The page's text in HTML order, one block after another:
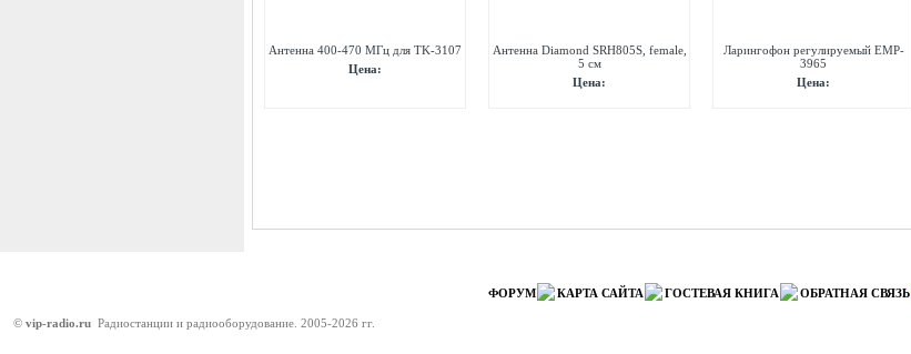
Антенна 400-470 МГц для TK-3107
Цена:
Антенна Diamond SRH805S, female,
5 см
Цена:
Ларингофон регулируемый EMP-
3965
Цена:
ФОРУМ КАРТА САЙТА ГОСТЕВАЯ КНИГА ОБРАТНАЯ СВЯЗЬ
© vip-radio.ru Радиостанции и радиооборудование. 2005-2026 гг.